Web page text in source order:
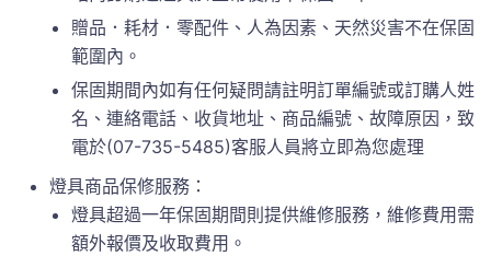
贈品．耗材．零配件、人為因素、天然災害不在保固
範圍內。
保固期間內如有任何疑問請註明訂單編號或訂購人姓
名、連絡電話、收貨地址、商品編號、故障原因，致
電於(07-735-5485)客服人員將立即為您處理
燈具商品保修服務：
燈具超過一年保固期間則提供維修服務，維修費用需
額外報價及收取費用。